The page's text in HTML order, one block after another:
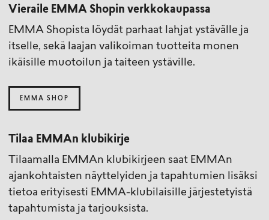
Vieraile EMMA Shopin verkkokaupassa
EMMA Shopista löydät parhaat lahjat ystävälle ja
itselle, sekä laajan valikoiman tuotteita monen
ikäisille muotoilun ja taiteen ystäville.
EMMA SHOP
Tilaa EMMAn klubikirje
Tilaamalla EMMAn klubikirjeen saat EMMAn
ajankohtaisten näyttelyiden ja tapahtumien lisäksi
tietoa erityisesti EMMA-klubilaisille järjestetyistä
tapahtumista ja tarjouksista.